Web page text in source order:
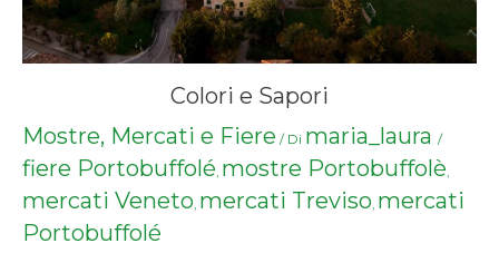
Colori e Sapori
Mostre, Mercati e Fiere / Di maria_laura /
fiere Portobuffolé, mostre Portobuffolè,
mercati Veneto, mercati Treviso, mercati
Portobuffolé